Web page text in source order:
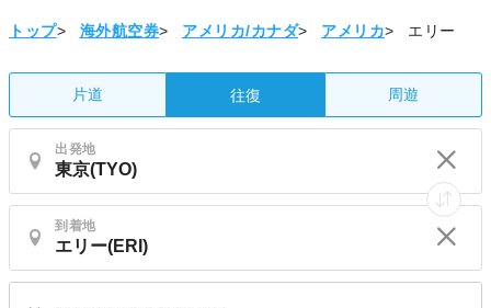
トップ> 海外航空券> アメリカ/カナダ> アメリカ> エリー
片道 往復 周遊
出発地
到着地